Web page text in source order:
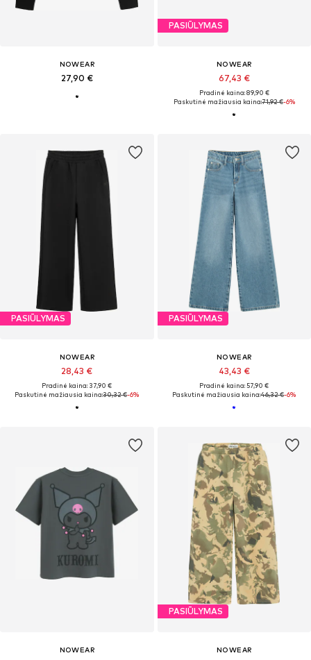
NOWEAR
27,90 €
PASIŪLYMAS
NOWEAR
67,43 €
Pradinė kaina: 89,90 €
Paskutinė mažiausia kaina:71,92 €-6%
PASIŪLYMAS
NOWEAR
28,43 €
Pradinė kaina: 37,90 €
Paskutinė mažiausia kaina:30,32 €-6%
PASIŪLYMAS
NOWEAR
43,43 €
Pradinė kaina: 57,90 €
Paskutinė mažiausia kaina:46,32 €-6%
NOWEAR
PASIŪLYMAS
NOWEAR